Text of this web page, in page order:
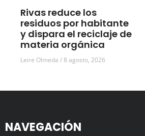
Rivas reduce los
residuos por habitante
y dispara el reciclaje de
materia orgánica
Leire Olmeda 8 agosto, 2026
NAVEGACIÓN